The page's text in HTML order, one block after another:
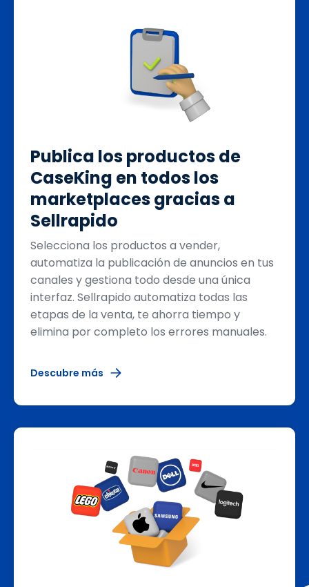
Publica los productos de
CaseKing en todos los
marketplaces gracias a
Sellrapido
Selecciona los productos a vender,
automatiza la publicación de anuncios en tus
canales y gestiona todo desde una única
interfaz. Sellrapido automatiza todas las
etapas de la venta, te ahorra tiempo y
elimina por completo los errores manuales.
Descubre más